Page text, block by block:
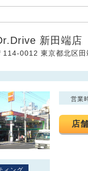
新田端店
114-0012 東京都北区
営業
店